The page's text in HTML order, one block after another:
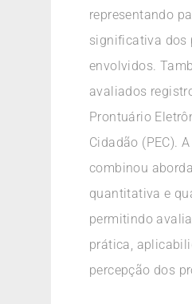
representando
significativa dos
envolvidos.
avaliados
Prontuário
Cidadão (PEC).
combinou
quantitativa e
permitindo
prática,
percepção dos